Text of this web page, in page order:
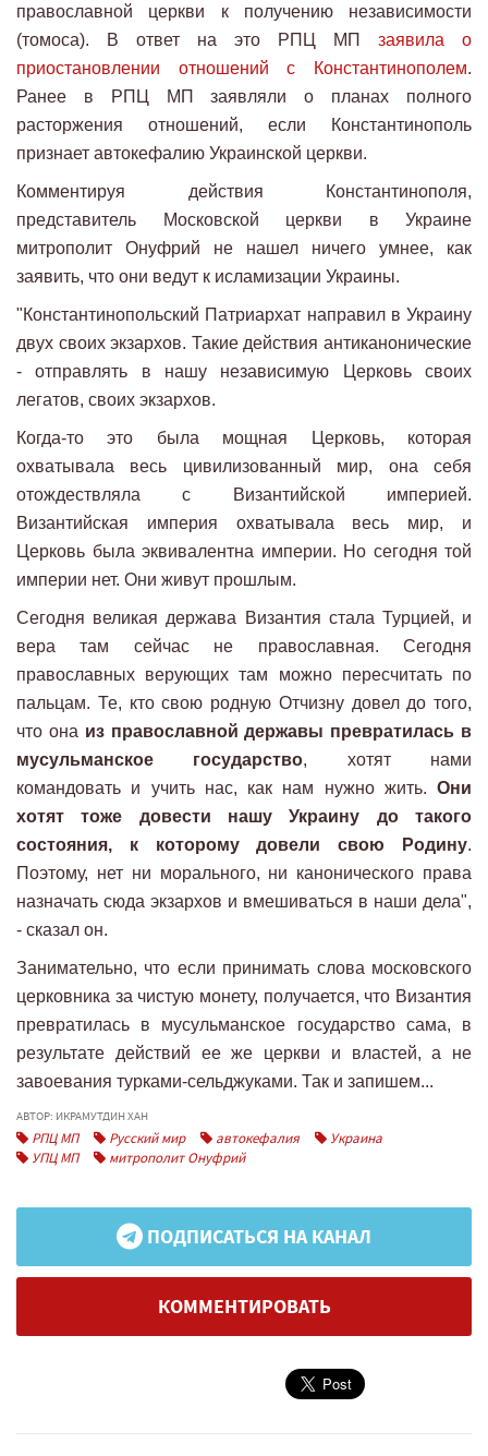
православной церкви к получению независимости
(томоса). В ответ на это РПЦ МП заявила о
приостановлении отношений с Константинополем.
Ранее в РПЦ МП заявляли о планах полного
расторжения отношений, если Константинополь
признает автокефалию Украинской церкви.
Комментируя действия Константинополя,
представитель Московской церкви в Украине
митрополит Онуфрий не нашел ничего умнее, как
заявить, что они ведут к исламизации Украины.
"Константинопольский Патриархат направил в Украину
двух своих экзархов. Такие действия антиканонические
- отправлять в нашу независимую Церковь своих
легатов, своих экзархов.
Когда-то это была мощная Церковь, которая
охватывала весь цивилизованный мир, она себя
отождествляла с Византийской империей.
Византийская империя охватывала весь мир, и
Церковь была эквивалентна империи. Но сегодня той
империи нет. Они живут прошлым.
Сегодня великая держава Византия стала Турцией, и
вера там сейчас не православная. Сегодня
православных верующих там можно пересчитать по
пальцам. Те, кто свою родную Отчизну довел до того,
что она из православной державы превратилась в
мусульманское государство, хотят нами
командовать и учить нас, как нам нужно жить. Они
хотят тоже довести нашу Украину до такого
состояния, к которому довели свою Родину.
Поэтому, нет ни морального, ни канонического права
назначать сюда экзархов и вмешиваться в наши дела",
- сказал он.
Занимательно, что если принимать слова московского
церковника за чистую монету, получается, что Византия
превратилась в мусульманское государство сама, в
результате действий ее же церкви и властей, а не
завоевания турками-сельджуками. Так и запишем...
АВТОР: ИКРАМУТДИН ХАН
РПЦ МП Русский мир автокефалия
Украина
УПЦ МП
митрополит Онуфрий
ПОДПИСАТЬСЯ НА КАНАЛ
КОММЕНТИРОВАТЬ